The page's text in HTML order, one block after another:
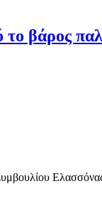
βάρος